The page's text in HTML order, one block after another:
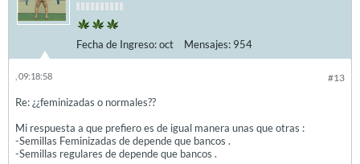
Fecha de Ingreso:oct Mensajes: 954
#13
, 09:18:58
Re: ¿¿feminizadas o normales??
Mi respuesta a que prefiero es de igual manera unas que otras :
-Semillas Feminizadas de depende que bancos .
-Semillas regulares de depende que bancos .